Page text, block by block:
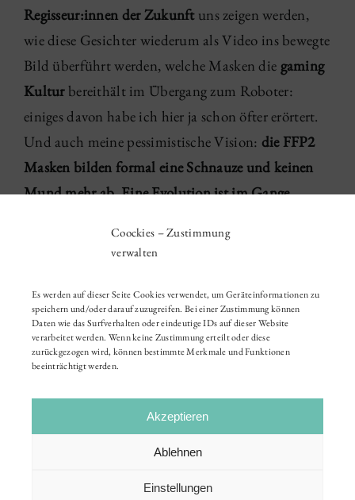
Coockies – Zustimmung
verwalten
Es werden auf dieser Seite Cookies verwendet, um Geräteinformationen zu
speichern und/oder darauf zuzugreifen. Bei einer Zustimmung können
Daten wie das Surfverhalten oder eindeutige IDs auf dieser Website
verarbeitet werden. Wenn keine Zustimmung erteilt oder diese
zurückgezogen wird, können bestimmte Merkmale und Funktionen
beeinträchtigt werden.
Akzeptieren
Ablehnen
Einstellungen
Regisseur:innen der Zukunft uns zeigen werden,
wie diese Gesichter wiederum als Video ins bewegte
Bild überführt werden, welche Masken die gaming
Kulturbereithält im Übergang zum Roboter:
einiges davon habe ich hier ja schon öfter erörtert.
Und auch meine pessimistische Vision: die FFP2
Masken bilden formal eine Schnauze und keinen
Mund mehr ab. Eine Evolution ist im Gange.
Gesichtsrundschau